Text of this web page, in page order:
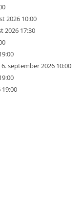
2026 10:00
2026 17:30
6. september 2026 10:00